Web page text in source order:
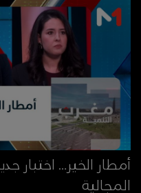
أمطار الخير… اختبار
المجالية